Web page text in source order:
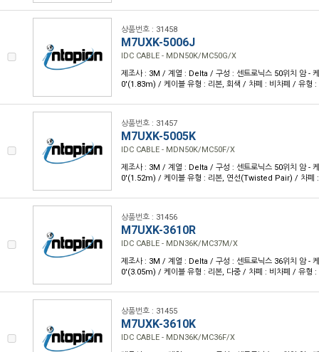
상품번호 : 31458
M7UXK-5006J
IDC CABLE - MDN50K/MC50G/X
제조사 : 3M / 계열 : Delta / 구성 : 센트로닉스 50위치 암 -
0'(1.83m) / 케이블 유형 : 리본, 회색 / 차폐 : 비차폐 / 유형 :
상품번호 : 31457
M7UXK-5005K
IDC CABLE - MDN50K/MC50F/X
제조사 : 3M / 계열 : Delta / 구성 : 센트로닉스 50위치 암 -
0'(1.52m) / 케이블 유형 : 리본, 연선(Twisted Pair) / 차폐 :
상품번호 : 31456
M7UXK-3610R
IDC CABLE - MDN36K/MC37M/X
제조사 : 3M / 계열 : Delta / 구성 : 센트로닉스 36위치 암 -
0'(3.05m) / 케이블 유형 : 리본, 다중 / 차폐 : 비차폐 / 유형 :
상품번호 : 31455
M7UXK-3610K
IDC CABLE - MDN36K/MC36F/X